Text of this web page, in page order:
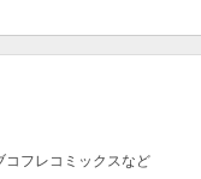
フレコミックスなど